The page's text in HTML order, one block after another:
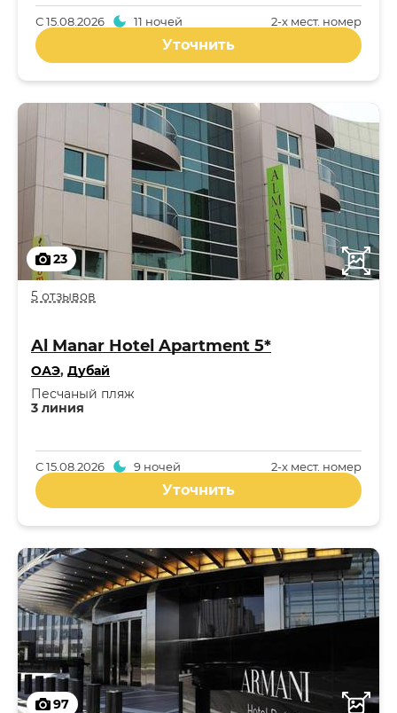
2-x мест. номер
С15.08.2026 11 ночей
Уточнить
23
5 отзывов
Al Manar Hotel Apartment 5*
ОАЭ, Дубай
3 линия
Песчаный пляж
2-x мест. номер
С15.08.2026 9 ночей
Уточнить
97